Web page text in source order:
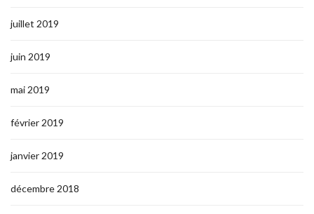
juillet 2019
juin 2019
mai 2019
février 2019
janvier 2019
décembre 2018